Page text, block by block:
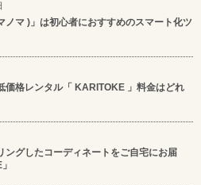
ノマ )」は初心者におすすめのスマート化ツ
価格レンタル「 KARITOKE 」料金はどれ
ングしたコーディネートをご自宅にお届